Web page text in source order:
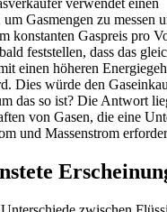
Gasmengen zu messen
konstanten Gaspreis pro
feststellen, dass das
einen höheren
Dies würde den
das so ist? Die Antwort
von Gasen, die eine
und Massenstrom